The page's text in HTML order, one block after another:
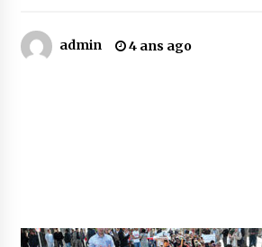
4 ans ago
admin 4 ans ago